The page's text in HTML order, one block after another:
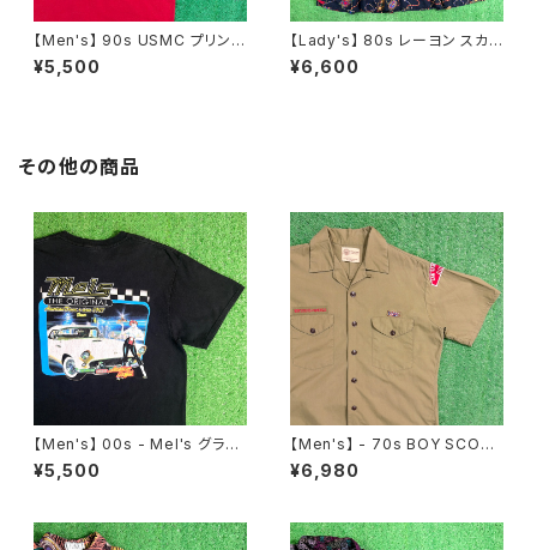
【Men's】 90s USMC プリント
Tシャツ / アメリカ製 USA製 9
0年代 ティーシャツ T-Shirt 古
¥5,500
【Lady's】 80s レーヨン スカ
ーフ柄 スカート / 80年代 古着
レディース 総柄 2266
¥6,600
その他の商品
【Men's】 00s - Mel's グラフ
ィック Tシャツ / ティーシャツ T
-Shirt 古着 レストラン Americ
¥5,500
【Men's】 - 70s BOY SCOU
T OF AMERICA 開襟 シャツ /
70年代 シャツ 半袖 古着 メン
¥6,980